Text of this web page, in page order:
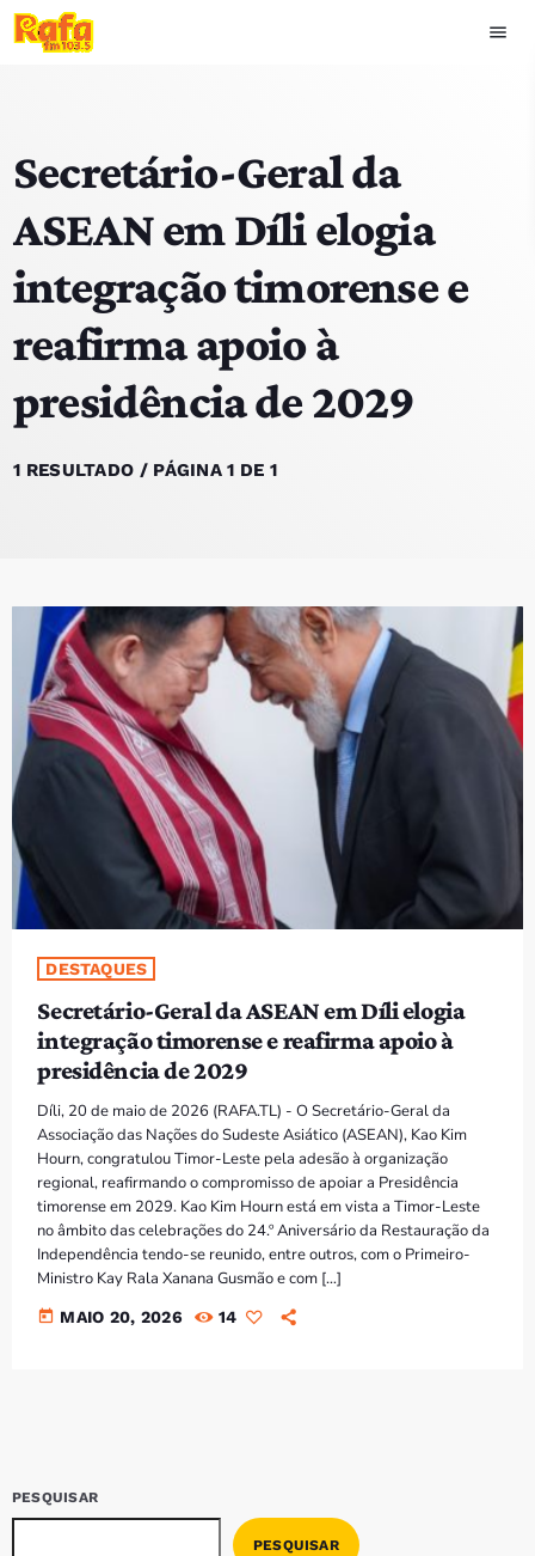
menu
play_arrow OUVIR RAFA
HOME
NOTÍCIAS
EQUIPA
TOP 15
VIDEOS
EVENTOS
CONTACTOS
PORTUGUÊS
TÉTUM
PORTUGUÊS
PRÓXIMOS PROGRAMAS
Bom dia RAFA
Bom dia RAFA
Secretário-Geral da
ASEAN em Díli elogia
integração timorense e
reafirma apoio à
presidência de 2029
1 RESULTADO / PÁGINA 1 DE 1
DESTAQUES
Secretário-Geral da ASEAN em Díli elogia
integração timorense e reafirma apoio à
presidência de 2029
Díli, 20 de maio de 2026 (RAFA.TL) - O Secretário-Geral da
Associação das Nações do Sudeste Asiático (ASEAN), Kao Kim
Hourn, congratulou Timor-Leste pela adesão à organização
regional, reafirmando o compromisso de apoiar a Presidência
timorense em 2029. Kao Kim Hourn está em vista a Timor-Leste
no âmbito das celebrações do 24.º Aniversário da Restauração da
Independência tendo-se reunido, entre outros, com o Primeiro-
Ministro Kay Rala Xanana Gusmão e com […]
today MAIO 20, 2026 14
PESQUISAR
PESQUISAR